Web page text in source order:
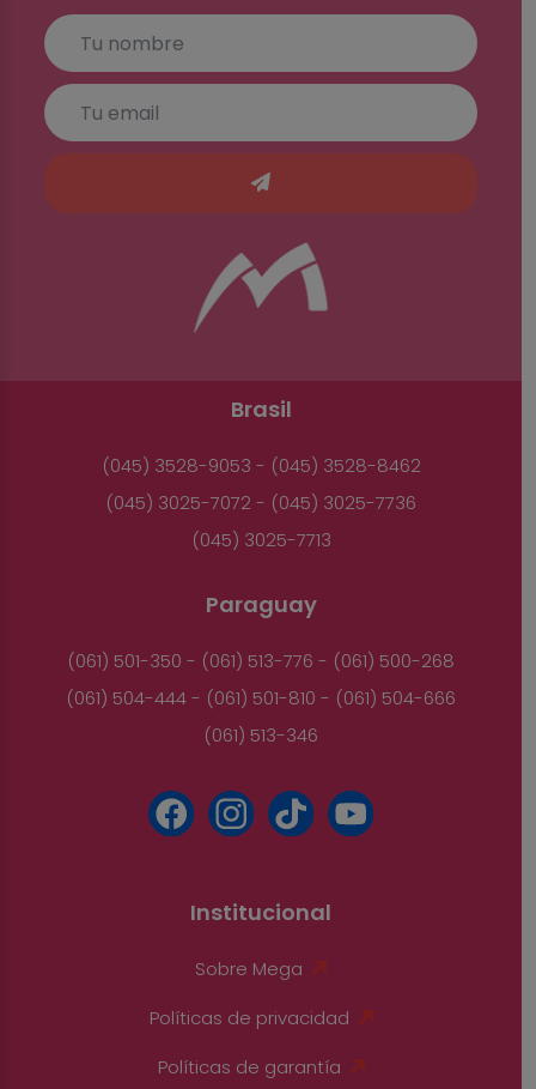
Brasil
(045) 3528-9053 - (045) 3528-8462
(045) 3025-7072 - (045) 3025-7736
(045) 3025-7713
Paraguay
(061) 501-350 - (061) 513-776 - (061) 500-268
(061) 504-444 - (061) 501-810 - (061) 504-666
(061) 513-346
Institucional
Sobre Mega
Políticas de privacidad
Políticas de garantía